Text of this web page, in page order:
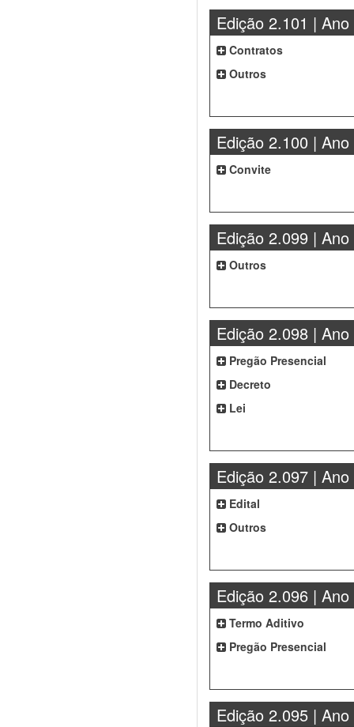
Edição 2.101 | Ano
Contratos
Outros
Edição 2.100 | Ano
Convite
Edição 2.099 | Ano
Outros
Edição 2.098 | Ano
Pregão Presencial
Decreto
Lei
Edição 2.097 | Ano
Edital
Outros
Edição 2.096 | Ano
Termo Aditivo
Pregão Presencial
Edição 2.095 | Ano